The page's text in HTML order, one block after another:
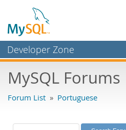
Developer Zone
Bugs
Labs
MySQL Forums
Forum List » Portuguese